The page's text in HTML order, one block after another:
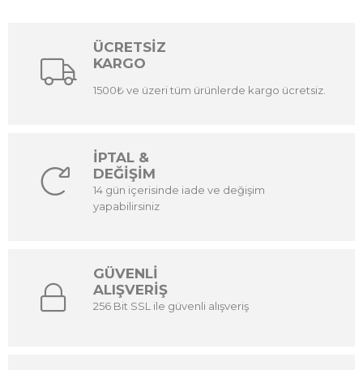
ÜCRETSİZ
KARGO
1500₺ ve üzeri tüm ürünlerde kargo ücretsiz.
İPTAL &
DEĞİŞİM
14 gün içerisinde iade ve değişim
yapabilirsiniz
GÜVENLİ
ALIŞVERİŞ
256 Bit SSL ile güvenli alışveriş